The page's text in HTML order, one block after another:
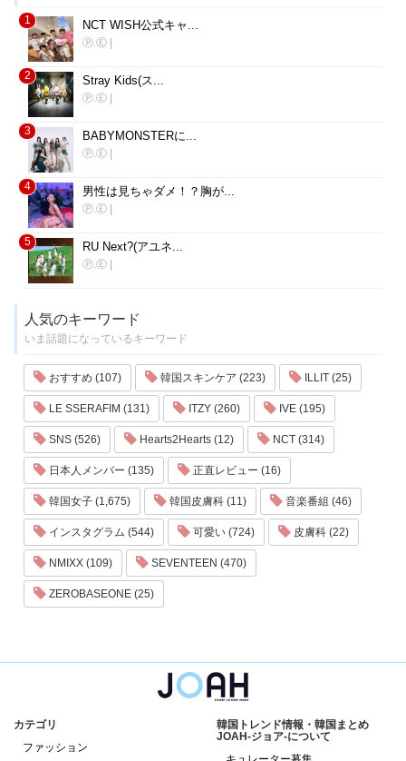
1 NCT WISH公式キャ...
Ⓟ.Ⓔ |
2 Stray Kids(ス...
Ⓟ.Ⓔ |
3 BABYMONSTERに...
Ⓟ.Ⓔ |
4 男性は見ちゃダメ！？胸が...
Ⓟ.Ⓔ |
5 RU Next?(アユネ...
Ⓟ.Ⓔ |
人気のキーワード
いま話題になっているキーワード
おすすめ (107) 韓国スキンケア (223) ILLIT (25)
LE SSERAFIM (131) ITZY (260) IVE (195)
SNS (526) Hearts2Hearts (12) NCT (314)
日本人メンバー (135) 正直レビュー (16)
韓国女子 (1,675) 韓国皮膚科 (11) 音楽番組 (46)
インスタグラム (544) 可愛い (724) 皮膚科 (22)
NMIXX (109) SEVENTEEN (470)
ZEROBASEONE (25)
カテゴリ
ファッション
韓国トレンド情報・韓国まとめ
JOAH-ジョア-について